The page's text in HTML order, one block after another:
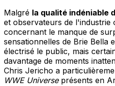
Malgré la qualité indéniable
et observateurs de l'industrie
concernant le manque de
sensationnelles de Brie Bella
électrisé le public, mais
davantage de moments
Chris Jericho a
WWE Universeprésents en